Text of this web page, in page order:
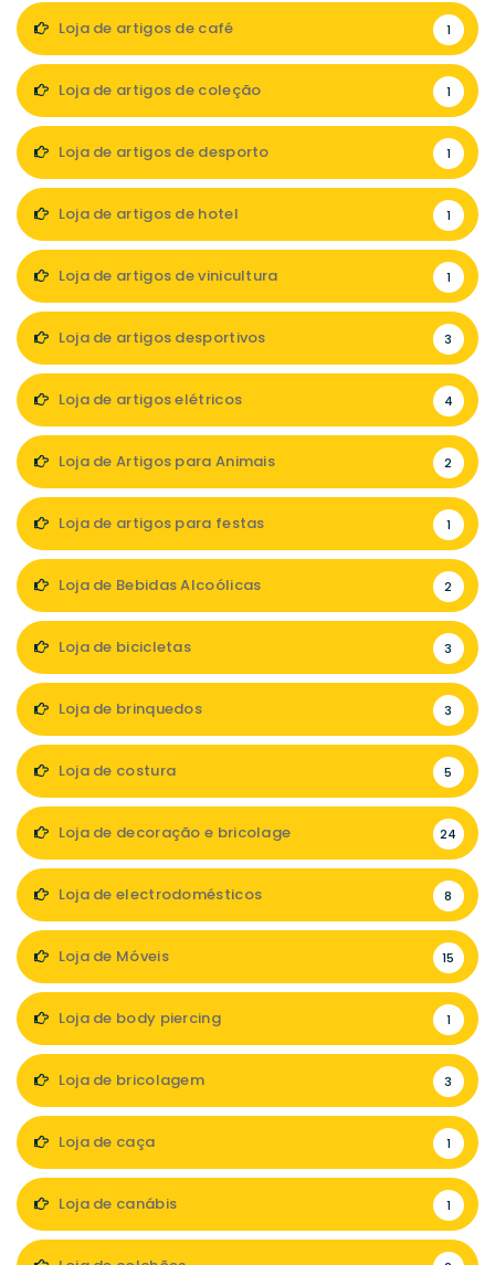
Loja de artigos de café 1
Loja de artigos de coleção 1
Loja de artigos de desporto 1
Loja de artigos de hotel 1
Loja de artigos de vinicultura 1
Loja de artigos desportivos 3
Loja de artigos elétricos 4
Loja de Artigos para Animais 2
Loja de artigos para festas 1
Loja de Bebidas Alcoólicas 2
Loja de bicicletas 3
Loja de brinquedos 3
Loja de costura 5
Loja de decoração e bricolage 24
Loja de electrodomésticos 8
Loja de Móveis 15
Loja de body piercing 1
Loja de bricolagem 3
Loja de caça 1
Loja de canábis 1